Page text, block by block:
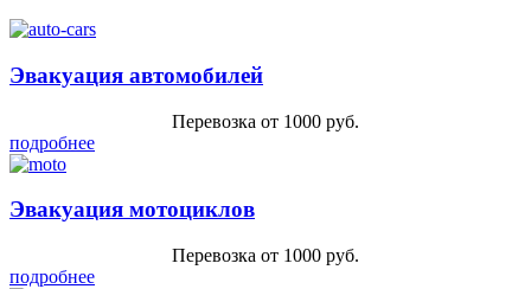
Эвакуация автомобилей
Перевозка от 1000 руб.
подробнее
Эвакуация мотоциклов
Перевозка от 1000 руб.
подробнее